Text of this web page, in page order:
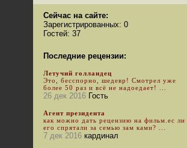
Сейчас на сайте:
Зарегистрированных: 0
Гостей: 37
Последние рецензии:
Летучий голландец
Это, бесспорно, шедевр! Смотрел уже
более 50 раз и всё не надоедает! ...
26 дек 2016 Гость
Агент президента
как можно дать рецензию на фильм.ес ли
его спрятали за семью зам ками? ...
7 дек 2016 кардинал